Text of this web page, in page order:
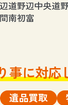
道野辺中央道
南初富
事に対応
遺品買取